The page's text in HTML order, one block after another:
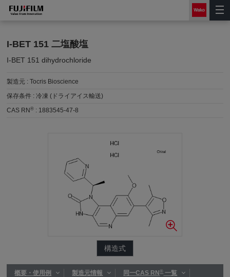
I-BET 151 二塩酸塩
I-BET 151 dihydrochloride
製造元 :Tocris Bioscience
保存条件 :冷凍 (ドライアイス輸送)
CAS RN® : 1883545-47-8
構造式
概要・使用例 製造元情報 同一CAS RN®一覧